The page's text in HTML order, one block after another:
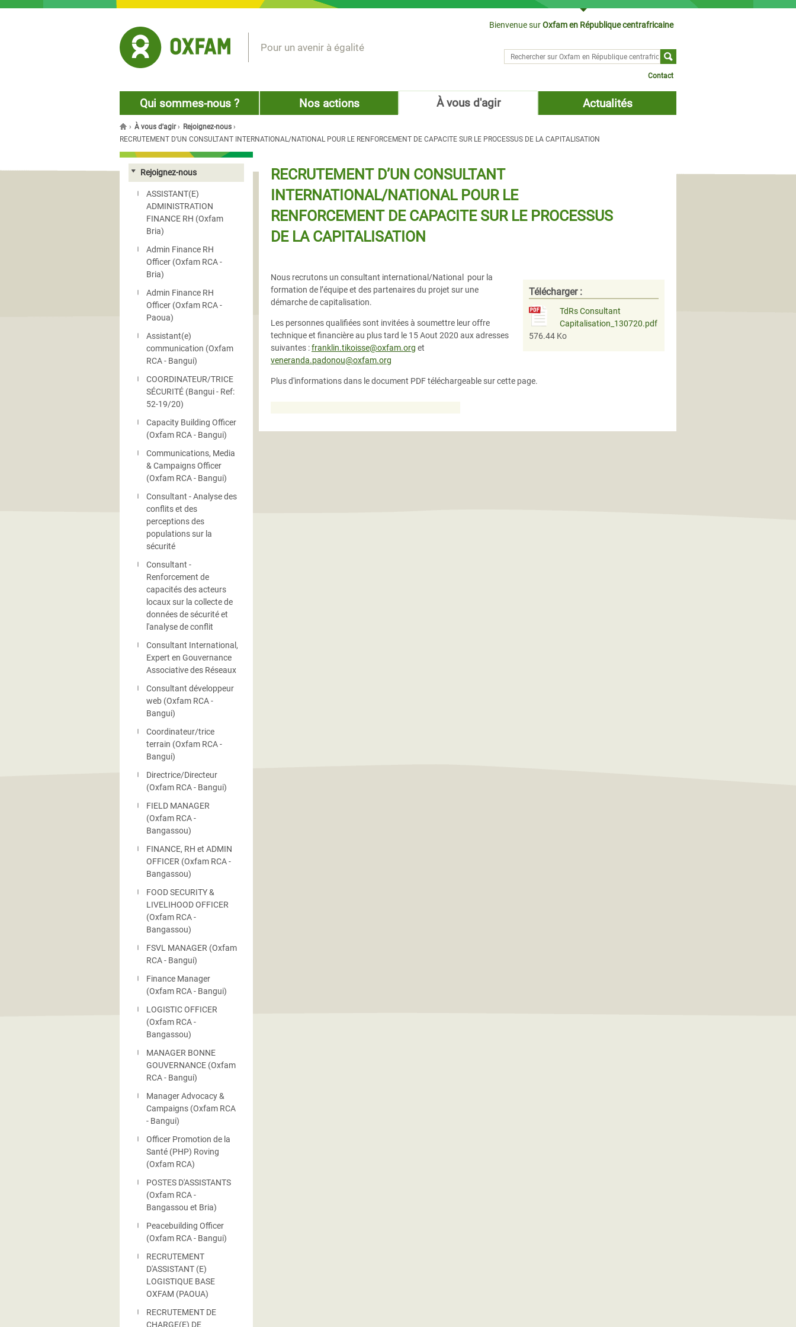
Bienvenue surOxfam en République centrafricaine
Pour un avenir à égalité
Rechercher sur
Contact
Qui sommes-nous ? Nos actions À vous d'agir Actualités
Vous êtes ici
› À vous d'agir› Rejoignez-nous ›
RECRUTEMENT D’UN CONSULTANT INTERNATIONAL/NATIONAL POUR LE RENFORCEMENT DE CAPACITE SUR LE PROCESSUS DE LA CAPITALISATION
RECRUTEMENT D’UN CONSULTANT
INTERNATIONAL/NATIONAL POUR LE
RENFORCEMENT DE CAPACITE SUR LE PROCESSUS
DE LA CAPITALISATION
Télécharger :
TdRs Consultant
Capitalisation_130720.pdf
576.44 Ko
Nous recrutons un consultant international/National pour la
formation de l’équipe et des partenaires du projet sur une
démarche de capitalisation.
Les personnes qualifiées sont invitées à soumettre leur offre
technique et financière au plus tard le 15 Aout 2020 aux adresses
suivantes :franklin.tikoisse@oxfam.org et
veneranda.padonou@oxfam.org
Plus d'informations dans le document PDF téléchargeable sur cette page.
Rejoignez-nous
ASSISTANT(E)
ADMINISTRATION
FINANCE RH (Oxfam
Bria)
Admin Finance RH
Officer (Oxfam RCA -
Bria)
Admin Finance RH
Officer (Oxfam RCA -
Paoua)
Assistant(e)
communication (Oxfam
RCA - Bangui)
COORDINATEUR/TRICE
SÉCURITÉ (Bangui - Ref:
52-19/20)
Capacity Building Officer
(Oxfam RCA - Bangui)
Communications, Media
& Campaigns Officer
(Oxfam RCA - Bangui)
Consultant - Analyse des
conflits et des
perceptions des
populations sur la
sécurité
Consultant -
Renforcement de
capacités des acteurs
locaux sur la collecte de
données de sécurité et
l'analyse de conflit
Consultant International,
Expert en Gouvernance
Associative des Réseaux
Consultant développeur
web (Oxfam RCA -
Bangui)
Coordinateur/trice
terrain (Oxfam RCA -
Bangui)
Directrice/Directeur
(Oxfam RCA - Bangui)
FIELD MANAGER
(Oxfam RCA -
Bangassou)
FINANCE, RH et ADMIN
OFFICER (Oxfam RCA -
Bangassou)
FOOD SECURITY &
LIVELIHOOD OFFICER
(Oxfam RCA -
Bangassou)
FSVL MANAGER (Oxfam
RCA - Bangui)
Finance Manager
(Oxfam RCA - Bangui)
LOGISTIC OFFICER
(Oxfam RCA -
Bangassou)
MANAGER BONNE
GOUVERNANCE (Oxfam
RCA - Bangui)
Manager Advocacy &
Campaigns (Oxfam RCA
- Bangui)
Officer Promotion de la
Santé (PHP) Roving
(Oxfam RCA)
POSTES D'ASSISTANTS
(Oxfam RCA -
Bangassou et Bria)
Peacebuilding Officer
(Oxfam RCA - Bangui)
RECRUTEMENT
D'ASSISTANT (E)
LOGISTIQUE BASE
OXFAM (PAOUA)
RECRUTEMENT DE
CHARGE(E) DE